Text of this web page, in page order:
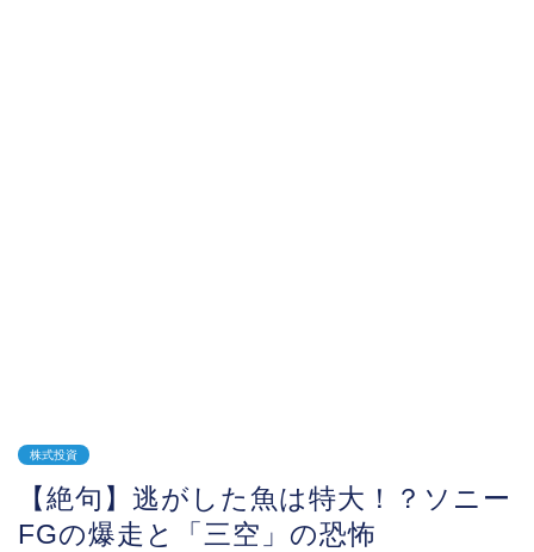
株式投資
【絶句】逃がした魚は特大！？ソニー
FGの爆走と「三空」の恐怖